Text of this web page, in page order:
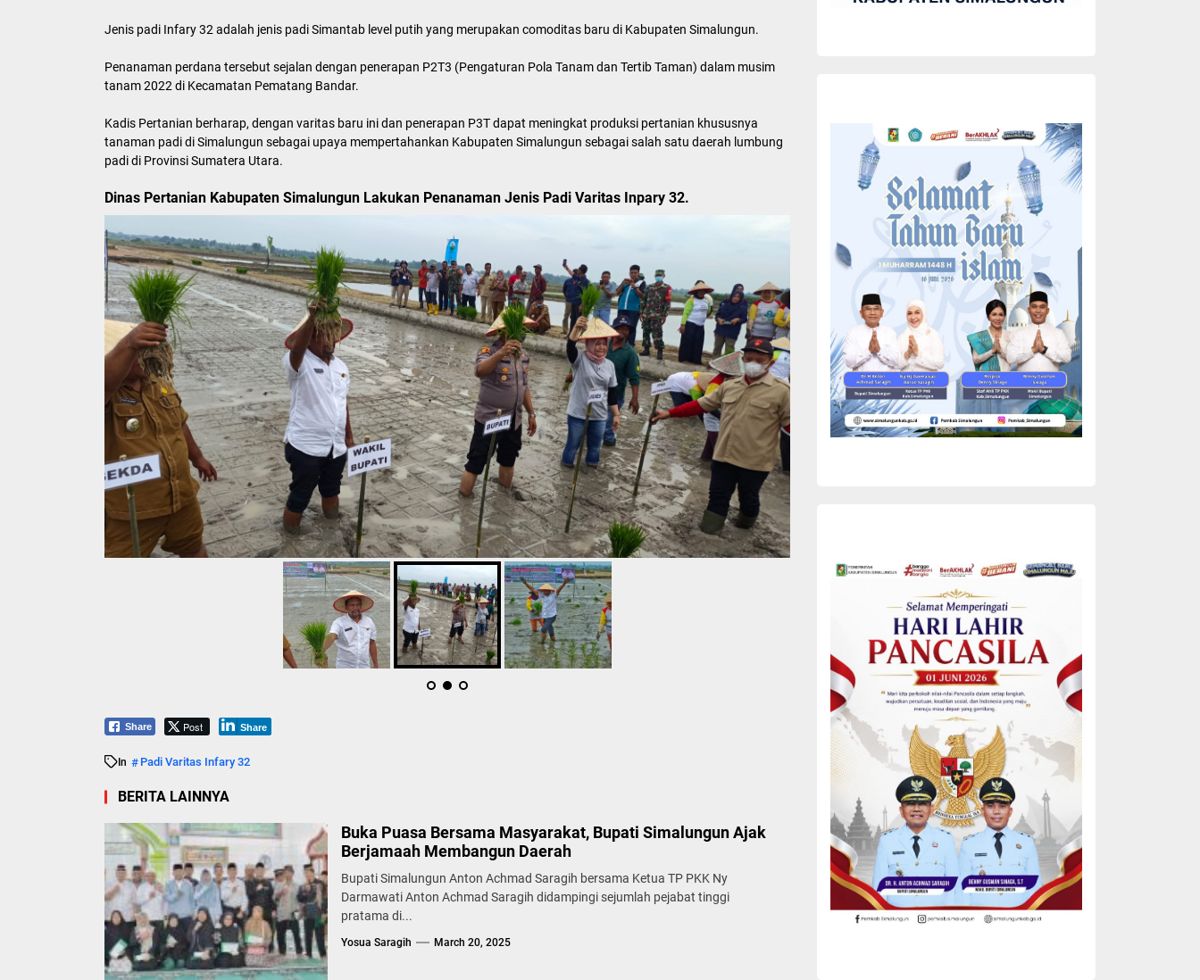
Jenis padi Infary 32 adalah jenis padi Simantab level putih yang merupakan comoditas baru di Kabupaten Simalungun.
Penanaman perdana tersebut sejalan dengan penerapan P2T3 (Pengaturan Pola Tanam dan Tertib Taman) dalam musim
tanam 2022 di Kecamatan Pematang Bandar.
Kadis Pertanian berharap, dengan varitas baru ini dan penerapan P3T dapat meningkat produksi pertanian khususnya
tanaman padi di Simalungun sebagai upaya mempertahankan Kabupaten Simalungun sebagai salah satu daerah lumbung
padi di Provinsi Sumatera Utara.
Dinas Pertanian Kabupaten Simalungun Lakukan Penanaman Jenis Padi Varitas Inpary 32.
Share Post Share
In Padi Varitas Infary 32
BERITA LAINNYA
Buka Puasa Bersama Masyarakat, Bupati Simalungun Ajak
Berjamaah Membangun Daerah
Bupati Simalungun Anton Achmad Saragih bersama Ketua TP PKK Ny
Darmawati Anton Achmad Saragih didampingi sejumlah pejabat tinggi
pratama di...
Yosua Saragih March 20, 2025